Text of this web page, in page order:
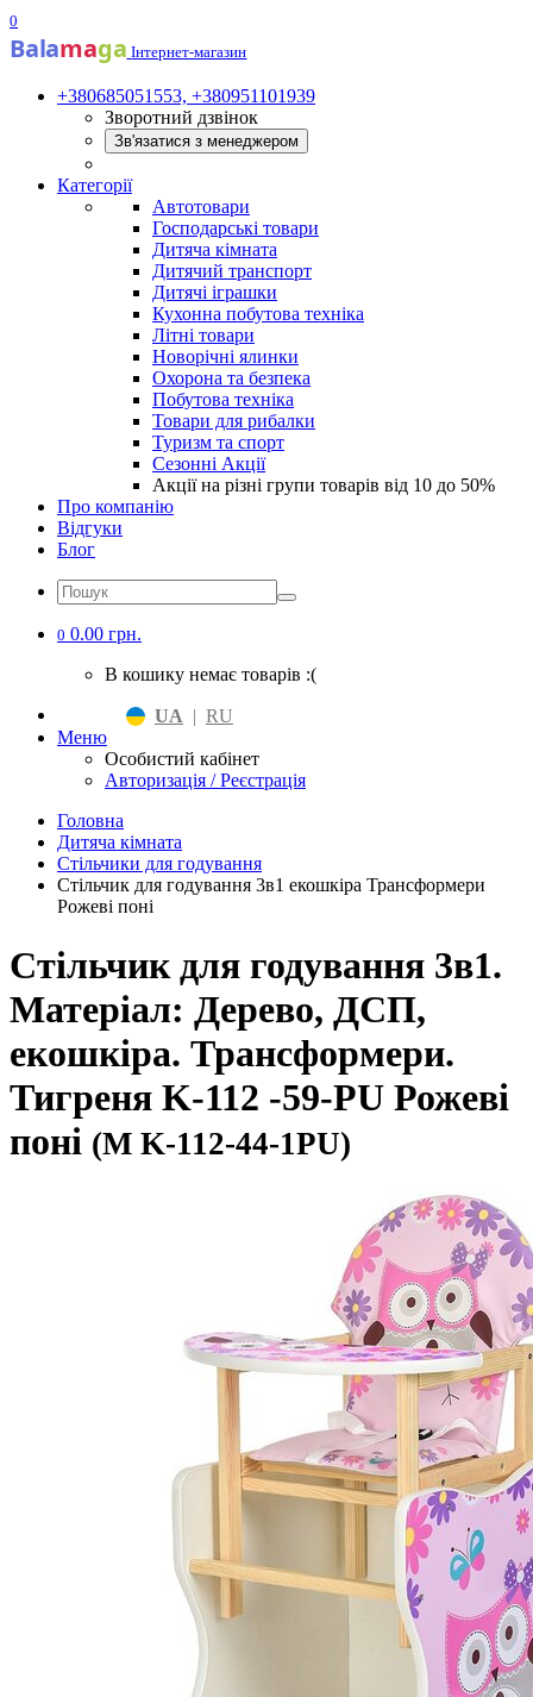
0
Balamaga Інтернет-магазин
+380685051553, +380951101939
Зворотний дзвінок
Зв'язатися з менеджером
Категорії
Автотовари
Господарські товари
Дитяча кімната
Дитячий транспорт
Дитячі іграшки
Кухонна побутова техніка
Літні товари
Новорічні ялинки
Охорона та безпека
Побутова техніка
Товари для рибалки
Туризм та спорт
Сезонні Акції
Акції на різні групи товарів від 10 до 50%
Про компанію
Відгуки
Блог
0 0.00 грн.
В кошику немає товарів :(
UA | RU
Меню
Особистий кабінет
Авторизація / Реєстрація
Головна
Дитяча кімната
Стільчики для годування
Стільчик для годування 3в1 екошкіра Трансформери
Рожеві поні
Стільчик для годування 3в1.
Матеріал: Дерево, ДСП,
екошкіра. Трансформери.
Тигреня K-112 -59-PU Рожеві
поні (М K-112-44-1PU)